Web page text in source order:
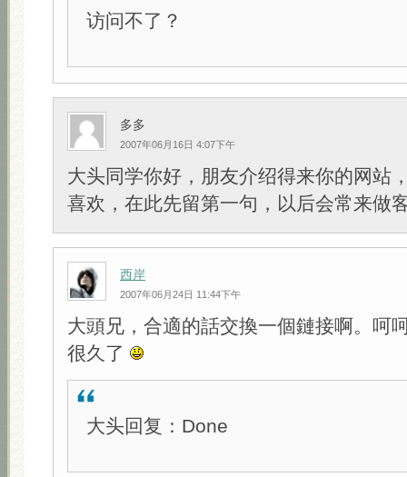
访问不了？
多多
2007年06月16日 4:07下午
大头同学你好，朋友介绍得来你的网站
喜欢，在此先留第一句，以后会常来做
西岸
2007年06月24日 11:44下午
大頭兄，合適的話交換一個鏈接啊。呵
很久了
大头回复：Done